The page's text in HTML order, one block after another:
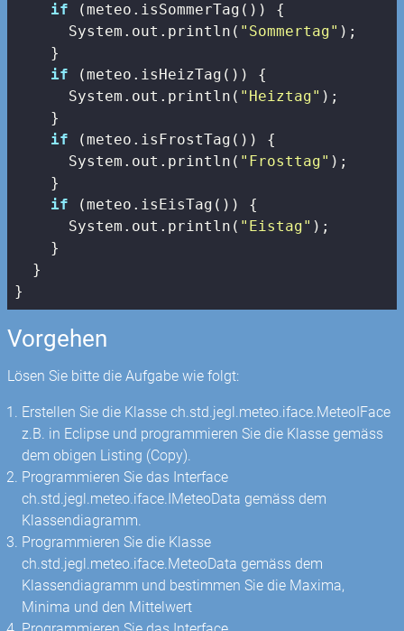
if (meteo.isSommerTag()) {
      System.out.println(
"Sommertag" );
    }
if (meteo.isHeizTag()) {
      System.out.println(
"Heiztag" );
    }
if (meteo.isFrostTag()) {
      System.out.println(
"Frosttag" );
    }
if (meteo.isEisTag()) {
      System.out.println(
"Eistag" );
    }
  }
}
Vorgehen
Lösen Sie bitte die Aufgabe wie folgt:
Erstellen Sie die Klasse ch.std.jegl.meteo.iface.MeteoIFace
z.B. in Eclipse und programmieren Sie die Klasse gemäss
dem obigen Listing (Copy).
Programmieren Sie das Interface
ch.std.jegl.meteo.iface.IMeteoData gemäss dem
Klassendiagramm.
Programmieren Sie die Klasse
ch.std.jegl.meteo.iface.MeteoData gemäss dem
Klassendiagramm und bestimmen Sie die Maxima,
Minima und den Mittelwert